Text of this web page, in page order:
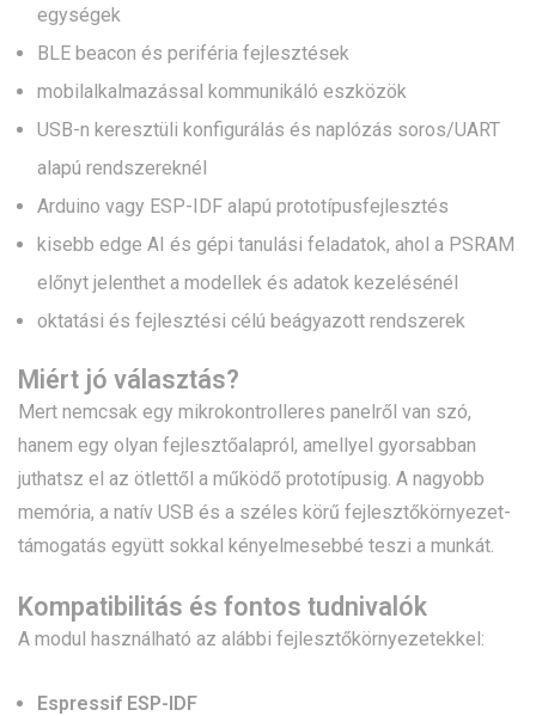
egységek
BLE beacon és periféria fejlesztések
mobilalkalmazással kommunikáló eszközök
USB-n keresztüli konfigurálás és naplózás soros/UART
alapú rendszereknél
Arduino vagy ESP-IDF alapú prototípusfejlesztés
kisebb edge AI és gépi tanulási feladatok, ahol a PSRAM
előnyt jelenthet a modellek és adatok kezelésénél
oktatási és fejlesztési célú beágyazott rendszerek
Miért jó választás?
Mert nemcsak egy mikrokontrolleres panelről van szó,
hanem egy olyan fejlesztőalapról, amellyel gyorsabban
juthatsz el az ötlettől a működő prototípusig. A nagyobb
memória, a natív USB és a széles körű fejlesztőkörnyezet-
támogatás együtt sokkal kényelmesebbé teszi a munkát.
Kompatibilitás és fontos tudnivalók
A modul használható az alábbi fejlesztőkörnyezetekkel:
Espressif ESP-IDF